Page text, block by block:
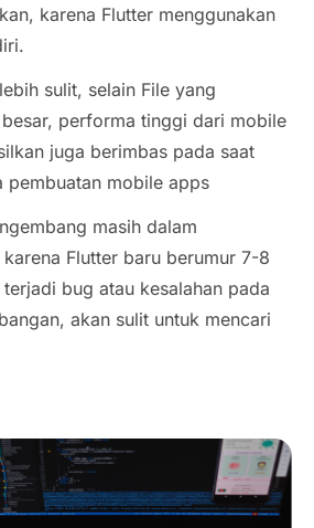
karena Flutter menggunakan
sulit, selain File yang
performa tinggi dari mobile
juga berimbas pada saat
pembuatan mobile apps
masih dalam
Flutter baru berumur 7-8
bug atau kesalahan pada
akan sulit untuk mencari